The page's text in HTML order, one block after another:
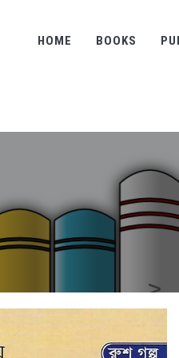
HOME BOOKS